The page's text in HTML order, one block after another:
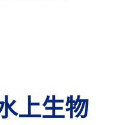
上生物